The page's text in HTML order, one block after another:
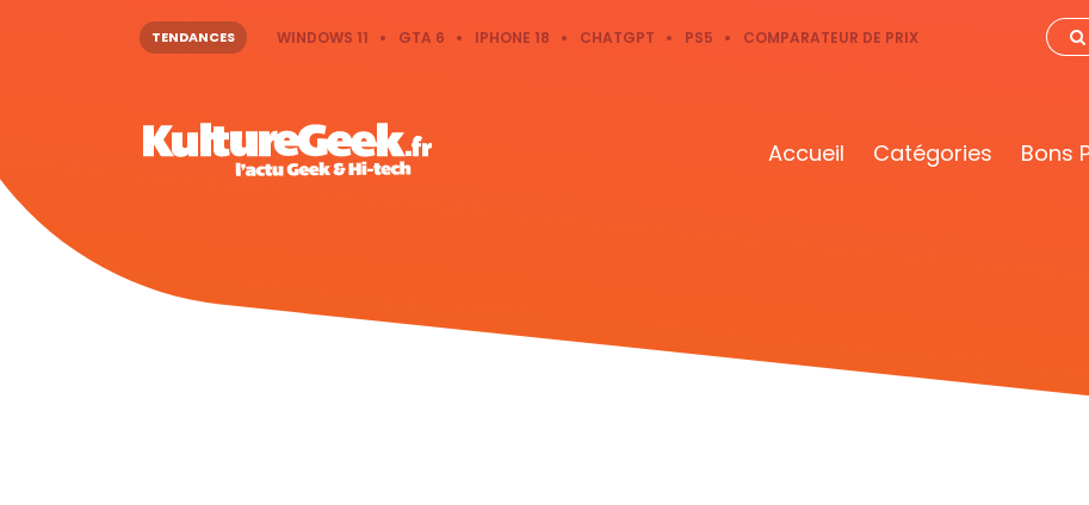
TENDANCES WINDOWS 11 GTA 6 IPHONE 18 CHATGPT PS5 COMPARATEUR DE PRIX
Accueil Catégories Bons